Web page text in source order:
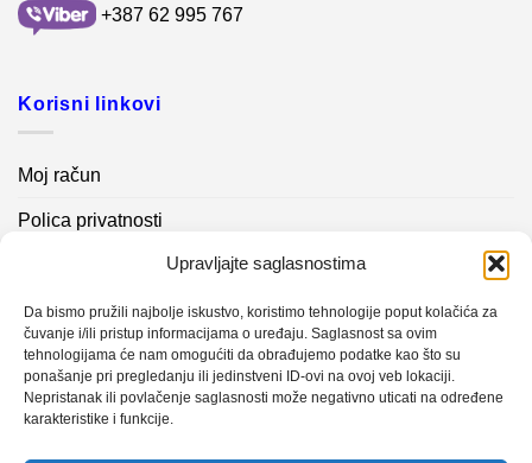
Upravljajte saglasnostima
Da bismo pružili najbolje iskustvo, koristimo tehnologije poput kolačića za
čuvanje i/ili pristup informacijama o uređaju. Saglasnost sa ovim
tehnologijama će nam omogućiti da obrađujemo podatke kao što su
ponašanje pri pregledanju ili jedinstveni ID-ovi na ovoj veb lokaciji.
Nepristanak ili povlačenje saglasnosti može negativno uticati na određene
karakteristike i funkcije.
+387 62 995 767
Korisni linkovi
Moj račun
Polica privatnosti
Kontakt info
Novosti